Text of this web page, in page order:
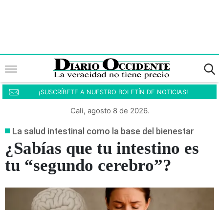
¡SUSCRÍBETE A NUESTRO BOLETÍN DE NOTICIAS!
Cali, agosto 8 de 2026.
La salud intestinal como la base del bienestar
¿Sabías que tu intestino es
tu “segundo cerebro”?